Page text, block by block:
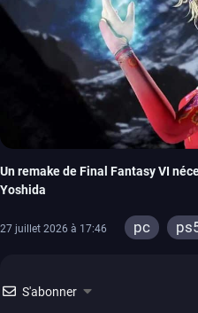
Un remake de Final Fantasy VI
Yoshida
27 juillet 2026 à 17:46 pc
S'abonner